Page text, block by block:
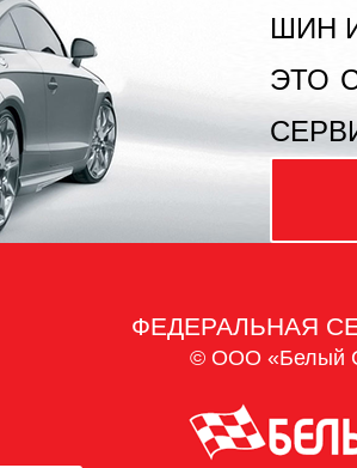
ШИН
ЭТО
ФЕДЕРАЛЬНАЯ
© ООО «Белый